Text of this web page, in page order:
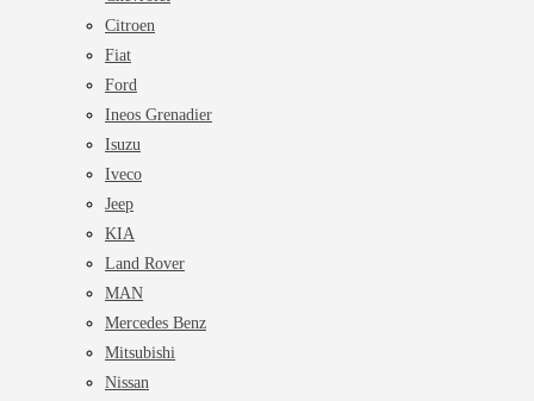
Citroen
Fiat
Ford
Ineos Grenadier
Isuzu
Iveco
Jeep
KIA
Land Rover
MAN
Mercedes Benz
Mitsubishi
Nissan